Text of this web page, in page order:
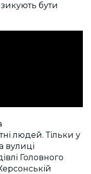
бути
людей. Тільки у
вулиці
Головного